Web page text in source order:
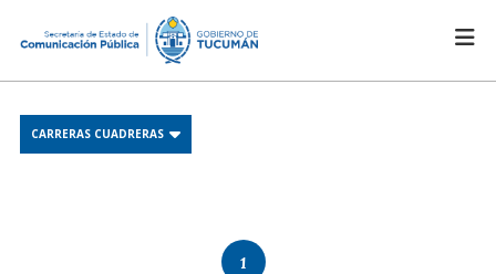
CARRERAS CUADRERAS
1